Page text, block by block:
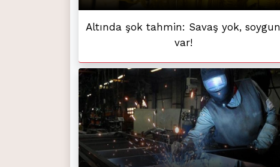
Altında şok tahmin: Savaş yok, soygun
var!